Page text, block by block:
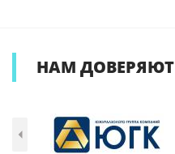
НАМ ДОВЕРЯЮТ